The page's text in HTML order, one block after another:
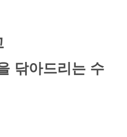
닦아드리는 수